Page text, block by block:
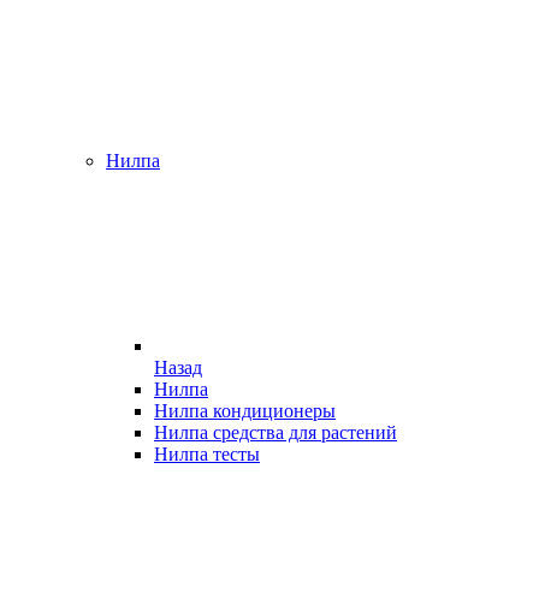
Нилпа
Назад
Нилпа
Нилпа кондиционеры
Нилпа средства для растений
Нилпа тесты